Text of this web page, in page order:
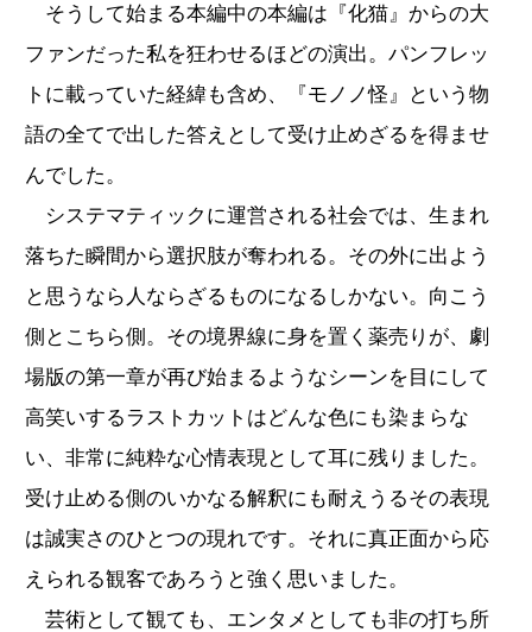
そうして始まる本編中の本編は『化猫』からの大
ファンだった私を狂わせるほどの演出。パンフレッ
トに載っていた経緯も含め、『モノノ怪』という物
語の全てで出した答えとして受け止めざるを得ませ
んでした。
システマティックに運営される社会では、生まれ
落ちた瞬間から選択肢が奪われる。その外に出よう
と思うなら人ならざるものになるしかない。向こう
側とこちら側。その境界線に身を置く薬売りが、劇
場版の第一章が再び始まるようなシーンを目にして
高笑いするラストカットはどんな色にも染まらな
い、非常に純粋な心情表現として耳に残りました。
受け止める側のいかなる解釈にも耐えうるその表現
は誠実さのひとつの現れです。それに真正面から応
えられる観客であろうと強く思いました。
芸術として観ても、エンタメとしても非の打ち所